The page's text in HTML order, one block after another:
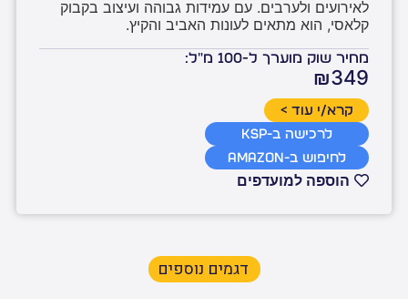
לאירועים ולערבים. עם עמידות גבוהה ועיצוב בקבוק
קלאסי, הוא מתאים לעונות האביב והקיץ.
מחיר שוק מוערך ל-100 מ"ל:
₪349
לחיפוש ב-Amazon
לרכישה ב-KSP
קרא/י עוד >
הוספה למועדפים
דגמים נוספים